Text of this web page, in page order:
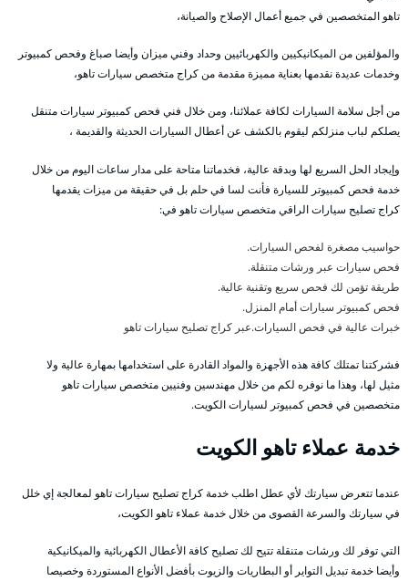
تاهو المتخصصين في جميع أعمال الإصلاح والصيانة،
والمؤلفين من الميكانيكيين والكهربائيين وحداد وفني ميزان وأيضا صباغ وفحص كمبيوتر
وخدمات عديدة نقدمها بعناية مميزة مقدمة من كراج متخصص سيارات تاهو،
من أجل سلامة السيارات لكافة عملائنا، ومن خلال فني فحص كمبيوتر سيارات متنقل
يصلكم لباب منزلكم ليقوم بالكشف عن أعطال السيارات الحديثة والقديمة ،
وإيجاد الحل السريع لها وبدقة عالية، فخدماتنا متاحة على مدار ساعات اليوم من خلال
خدمة فحص كمبيوتر للسيارة فأنت لسا في حلم بل في حقيقة من ميزات يقدمها
كراج تصليح سيارات الراقي متخصص سيارات تاهو في:
حواسيب مصغرة لفحص السيارات.
فحص سيارات عبر ورشات متنقلة.
طريقة تؤمن لك فحص سريع وتقنية عالية.
فحص كمبيوتر سيارات أمام المنزل.
خبرات عالية في فحص السيارات.عبر كراج تصليح سيارات تاهو
فشركتنا تمتلك كافة هذه الأجهزة والمواد القادرة على استخدامها بمهارة عالية ولا
مثيل لها، وهذا ما نوفره لكم من خلال مهندسين وفنيين متخصص سيارات تاهو
متخصصين في فحص كمبيوتر لسيارات الكويت.
خدمة عملاء تاهو الكويت
عندما تتعرض سيارتك لأي عطل اطلب خدمة كراج تصليح سيارات تاهو لمعالجة إي خلل
في سيارتك والسرعة القصوى من خلال خدمة عملاء تاهو الكويت،
التي توفر لك ورشات متنقلة تتيح لك تصليح كافة الأعطال الكهربائية والميكانيكية
وأيضا خدمة تبديل التواير أو البطاريات والزيوت بأفضل الأنواع المستوردة وخصيصا